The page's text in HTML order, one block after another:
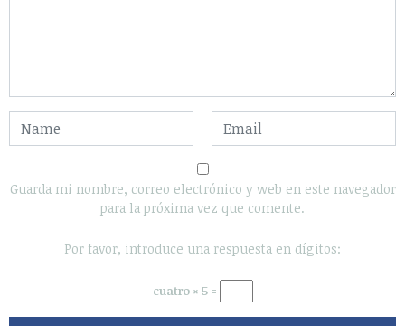
Guarda mi nombre, correo electrónico y web en este navegador
para la próxima vez que comente.
Por favor, introduce una respuesta en dígitos:
cuatro × 5 =